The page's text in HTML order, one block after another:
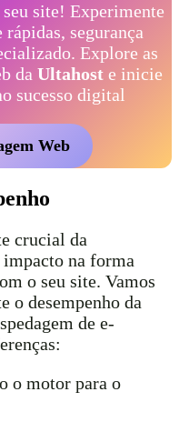
site! Experimente
segurança
Explore as
da Ultahost e inicie
sucesso digital
Web
crucial da
impacto na forma
o seu site. Vamos
o desempenho da
de e-
o motor para o